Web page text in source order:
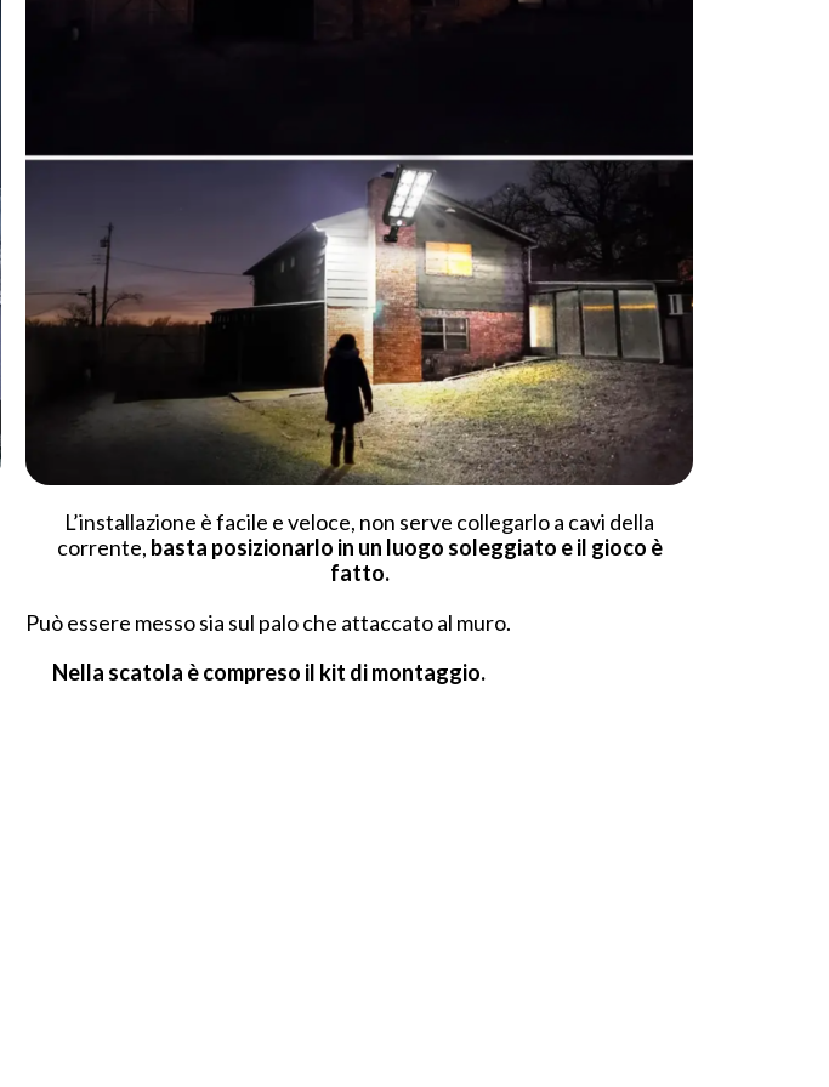
L’installazione è facile e veloce, non serve collegarlo a cavi della
corrente, basta posizionarlo in un luogo soleggiato e il gioco è
fatto.
Può essere messo sia sul palo che attaccato al muro.
Nella scatola è compreso il kit di montaggio.